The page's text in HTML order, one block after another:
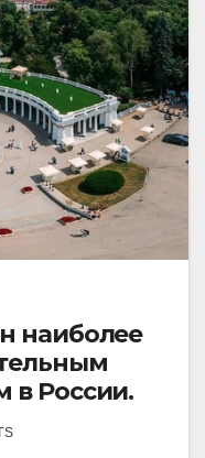
наиболее
в России.